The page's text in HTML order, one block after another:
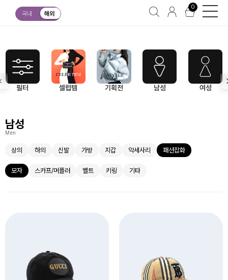
국내 해외
0
패션잡화 모자
필터 셀럽템 기획전 남성 여성
남성
Men
상의 하의 신발 가방 지갑 악세사리 패션잡화
모자 스카프/머플러 벨트 키링 기타